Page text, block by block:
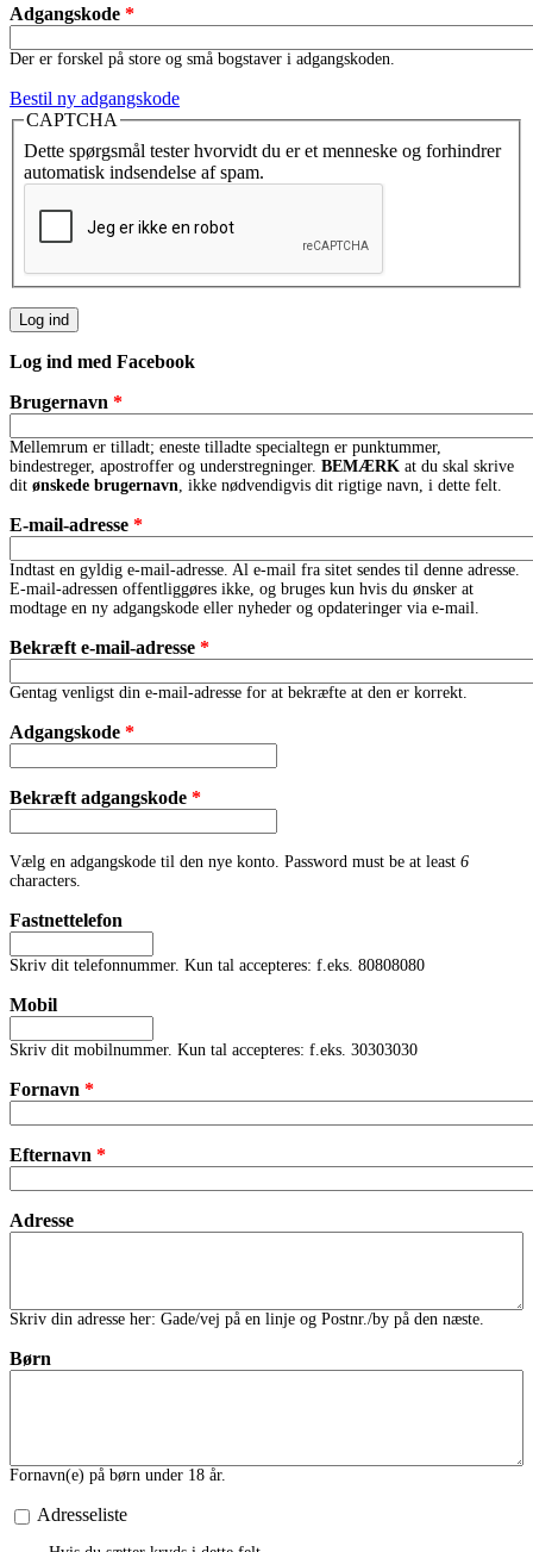
Adgangskode *
Der er forskel på store og små bogstaver i adgangskoden.
Bestil ny adgangskode
CAPTCHA
Dette spørgsmål tester hvorvidt du er et menneske og forhindrer
automatisk indsendelse af spam.
Log ind med Facebook
Brugernavn *
Mellemrum er tilladt; eneste tilladte specialtegn er punktummer,
bindestreger, apostroffer og understregninger. BEMÆRK at du skal skrive
dit ønskede brugernavn , ikke nødvendigvis dit rigtige navn, i dette felt.
E-mail-adresse *
Indtast en gyldig e-mail-adresse. Al e-mail fra sitet sendes til denne adresse.
E-mail-adressen offentliggøres ikke, og bruges kun hvis du ønsker at
modtage en ny adgangskode eller nyheder og opdateringer via e-mail.
Bekræft e-mail-adresse *
Gentag venligst din e-mail-adresse for at bekræfte at den er korrekt.
Adgangskode *
Bekræft adgangskode *
Vælg en adgangskode til den nye konto. Password must be at least 6
characters.
Fastnettelefon
Skriv dit telefonnummer. Kun tal accepteres: f.eks. 80808080
Mobil
Skriv dit mobilnummer. Kun tal accepteres: f.eks. 30303030
Fornavn *
Efternavn *
Adresse
Skriv din adresse her: Gade/vej på en linje og Postnr./by på den næste.
Børn
Fornavn(e) på børn under 18 år.
Adresseliste